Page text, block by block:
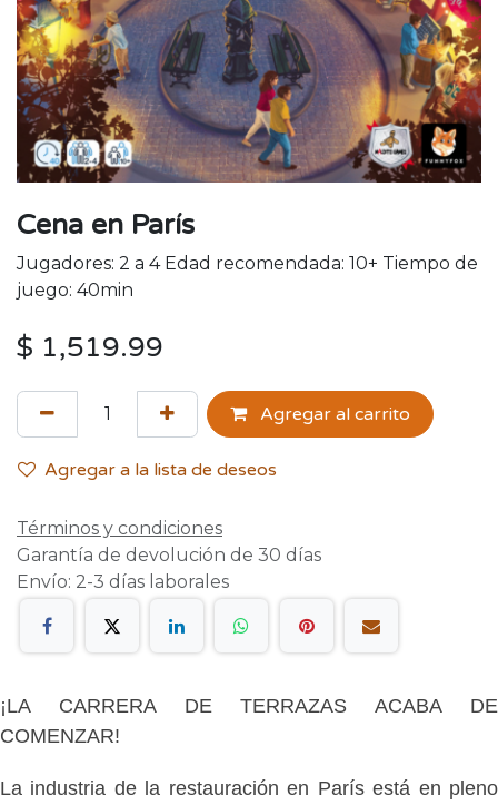
Cena en París
Jugadores: 2 a 4 Edad recomendada: 10+ Tiempo de
juego: 40min
$ 1,519.99
Agregar al carrito
Agregar a la lista de deseos
Términos y condiciones
Garantía de devolución de 30 días
Envío: 2-3 días laborales
¡LA CARRERA DE TERRAZAS ACABA DE
COMENZAR!
La industria de la restauración en París está en pleno